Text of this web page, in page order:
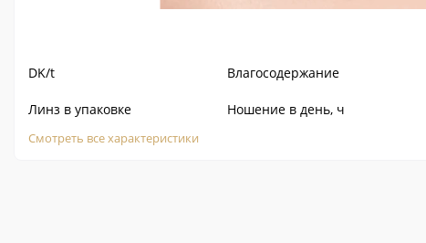
DK/t Влагосодержание
Линз в упаковке Ношение в день, ч
Смотреть все характеристики